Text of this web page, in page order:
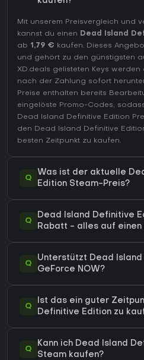
Mit unserem Preisvergleich und
kannst du einen Dead Island
ab 1,79 € kaufen. Dieses
und gehört zu den günstigsten
XD.deals gelisteten Keys
nach der Zahlung sofort
Preise enthalten bereits
eingelöste Promo-Codes,
Dead Island Definitive Edition
den Dead Island Definitive
besten Zeitpunkt zu kaufen.
Q
Was ist der aktuelle
Edition Steam-Preis?
Q
Dead Island Definitive
Rabatt - alles auf einen
Q
Unterstützt Dead
GeForce NOW?
Q
Ist das ein guter
Definitive Edition zu
Q
Kann ich Dead Island
Steam kaufen?